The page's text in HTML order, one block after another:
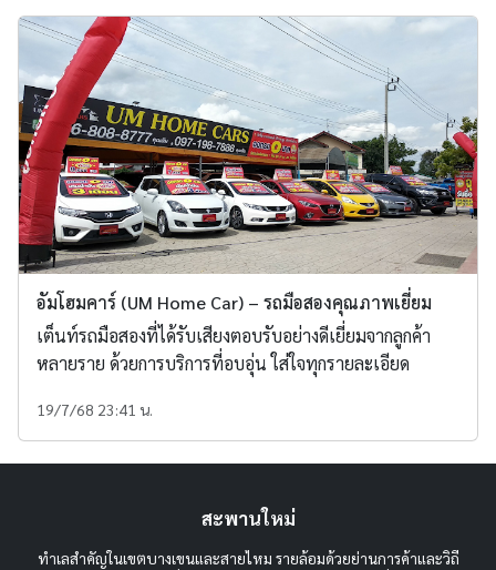
อัมโฮมคาร์ (UM Home Car) – รถมือสองคุณภาพเยี่ยม
เต็นท์รถมือสองที่ได้รับเสียงตอบรับอย่างดีเยี่ยมจากลูกค้า
หลายราย ด้วยการบริการที่อบอุ่น ใส่ใจทุกรายละเอียด
19/7/68 23:41 น.
สะพานใหม่
ทำเลสำคัญในเขตบางเขนและสายไหม รายล้อมด้วยย่านการค้าและวิถี